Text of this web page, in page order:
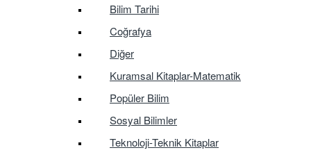
Bilim Tarihi
Coğrafya
Diğer
Kuramsal Kitaplar-Matematik
Popüler Bilim
Sosyal Bilimler
Teknoloji-Teknik Kitaplar